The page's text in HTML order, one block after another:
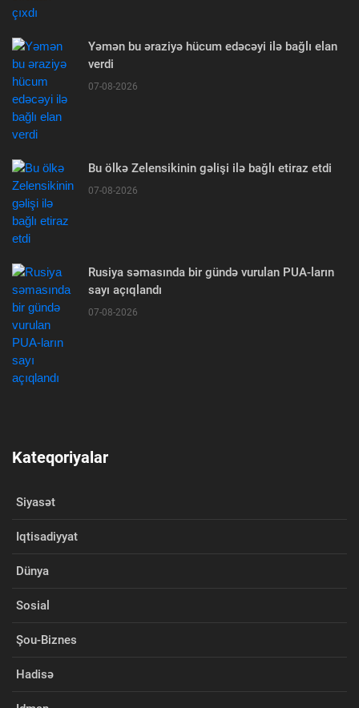
Yəmən bu əraziyə hücum edəcəyi ilə bağlı elan
verdi
07-08-2026
Bu ölkə Zelensikinin gəlişi ilə bağlı etiraz etdi
07-08-2026
Rusiya səmasında bir gündə vurulan PUA-ların
sayı açıqlandı
07-08-2026
Kateqoriyalar
Siyasət
Iqtisadiyyat
Dünya
Sosial
Şou-Biznes
Hadisə